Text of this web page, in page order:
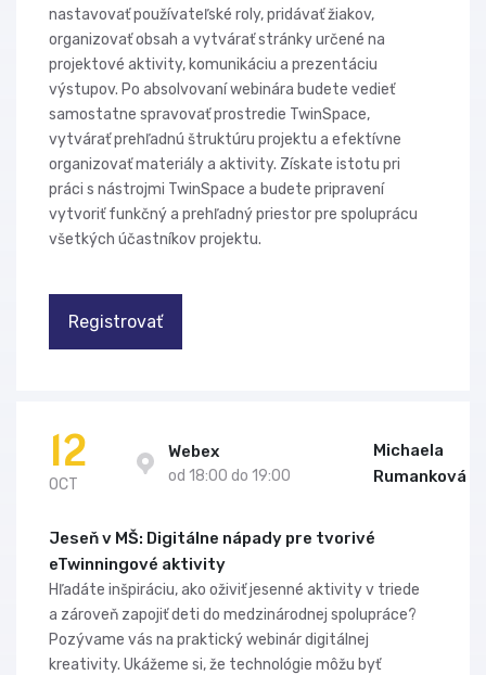
nastavovať používateľské roly, pridávať žiakov,
organizovať obsah a vytvárať stránky určené na
projektové aktivity, komunikáciu a prezentáciu
výstupov. Po absolvovaní webinára budete vedieť
samostatne spravovať prostredie TwinSpace,
vytvárať prehľadnú štruktúru projektu a efektívne
organizovať materiály a aktivity. Získate istotu pri
práci s nástrojmi TwinSpace a budete pripravení
vytvoriť funkčný a prehľadný priestor pre spoluprácu
všetkých účastníkov projektu.
Registrovať
12
OCT
Webex
od 18:00 do 19:00
Michaela
Rumanková
Jeseň v MŠ: Digitálne nápady pre tvorivé
eTwinningové aktivity
Hľadáte inšpiráciu, ako oživiť jesenné aktivity v triede
a zároveň zapojiť deti do medzinárodnej spolupráce?
Pozývame vás na praktický webinár digitálnej
kreativity. Ukážeme si, že technológie môžu byť